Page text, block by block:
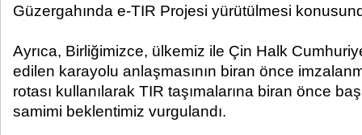
Güzergahında e-TIR Projesi yürütülmesi
Ayrıca, Birliğimizce, ülkemiz ile Çin Halk
edilen karayolu anlaşmasının biran önce
rotası kullanılarak TIR taşımalarına biran önce
samimi beklentimiz vurgulandı.